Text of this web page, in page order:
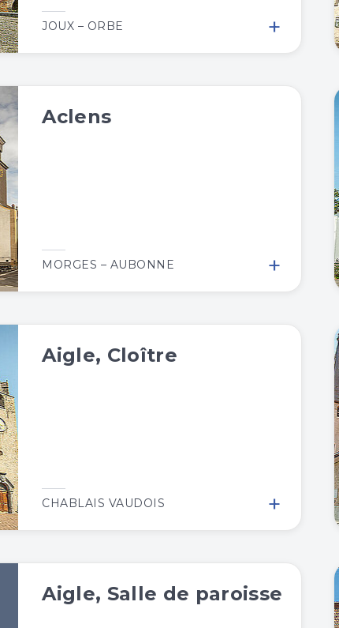
JOUX – ORBE +
Aclens
MORGES – AUBONNE +
Aigle, Cloître
CHABLAIS VAUDOIS +
Aigle, Salle de paroisse